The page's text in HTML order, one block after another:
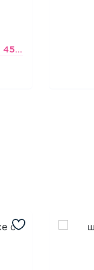
Шарик-открытка "Звезда 45 см" №1